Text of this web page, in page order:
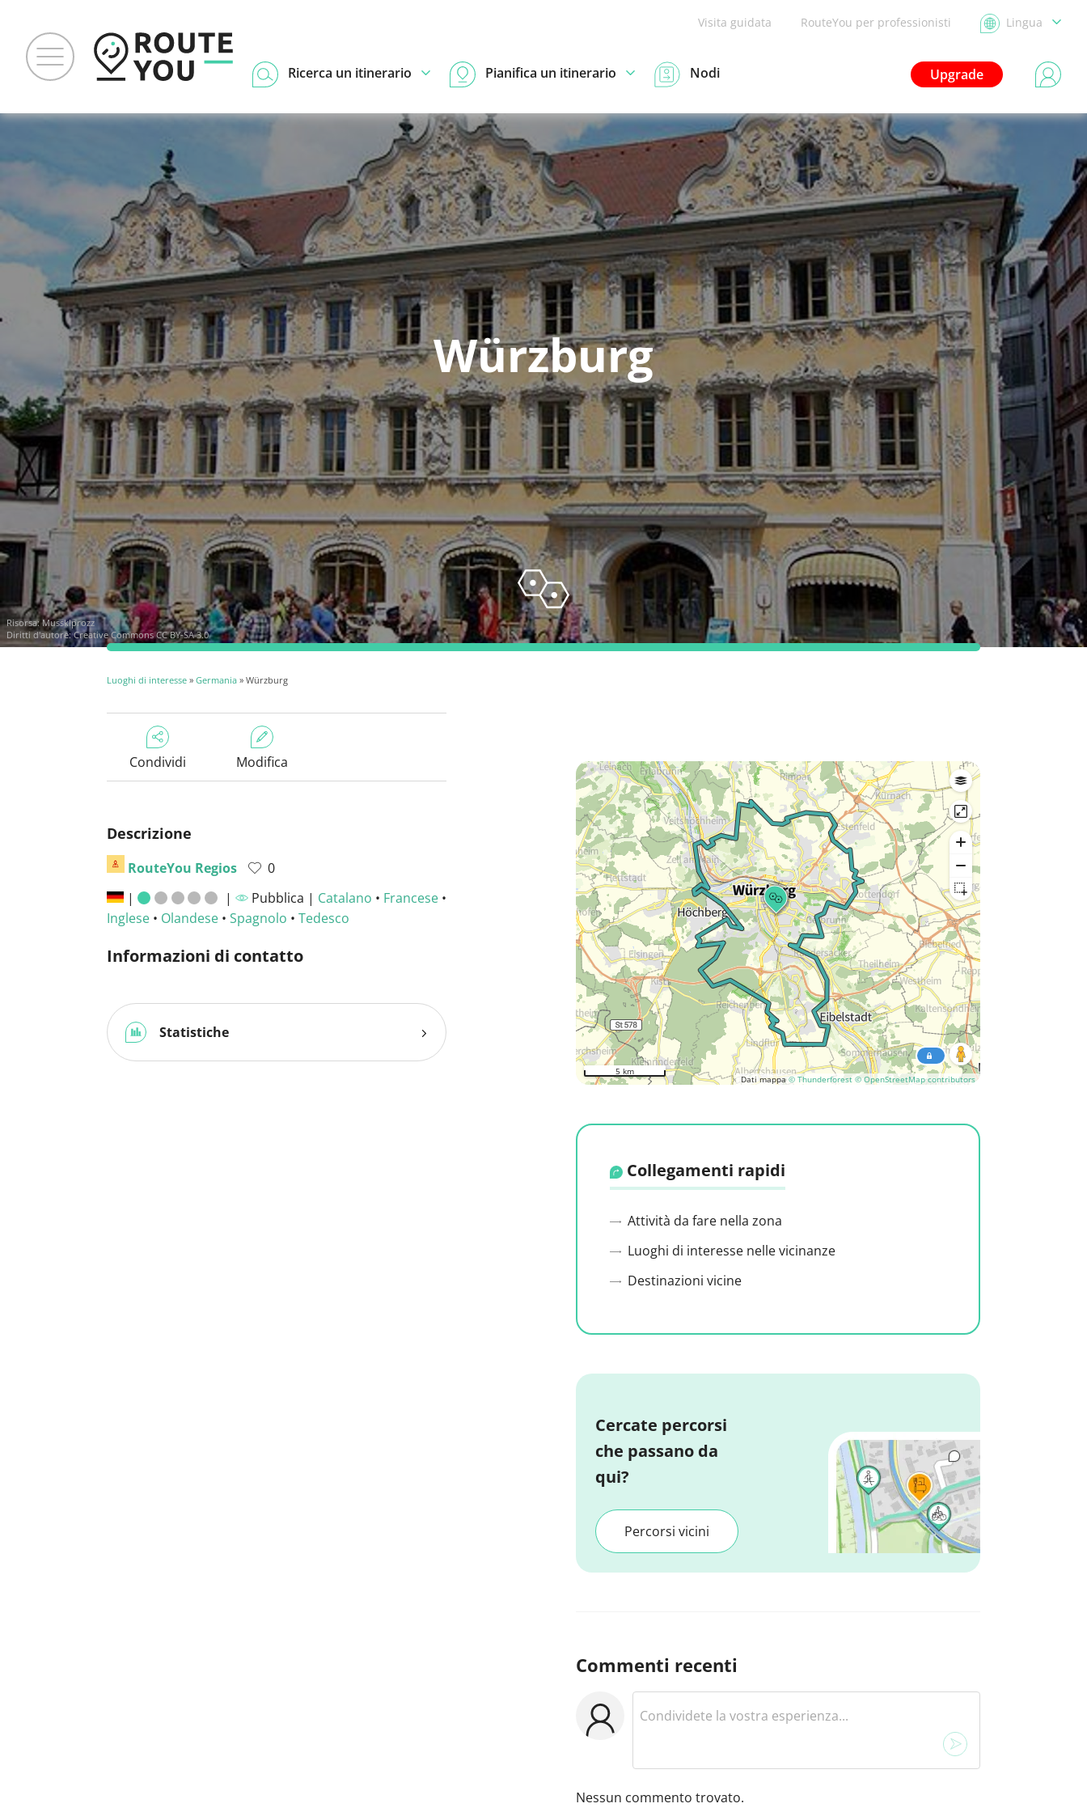
Visita guidata RouteYou per professionisti Lingua
Upgrade
Ricerca un itinerario Pianifica un itinerario Nodi
Würzburg
Risorsa:Mussklprozz
Diritti d'autore:Creative Commons CC BY-SA 3.0
Luoghi di interesse » Germania » Würzburg
Condividi Modifica
Descrizione
RouteYou Regios
0
|
| Pubblica | Catalano • Francese•
Inglese • Olandese • Spagnolo • Tedesco
Informazioni di contatto
Statistiche
Dati mappa© Thunderforest © OpenStreetMap contributors
5 km
Collegamenti rapidi
Attività da fare nella zona
Luoghi di interesse nelle vicinanze
Destinazioni vicine
Cercate percorsi
che passano da
qui?
Percorsi vicini
Commenti recenti
Nessun commento trovato.